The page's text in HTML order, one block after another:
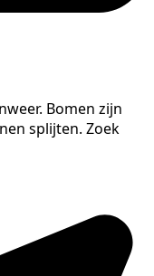
Bomen zijn
splijten. Zoek